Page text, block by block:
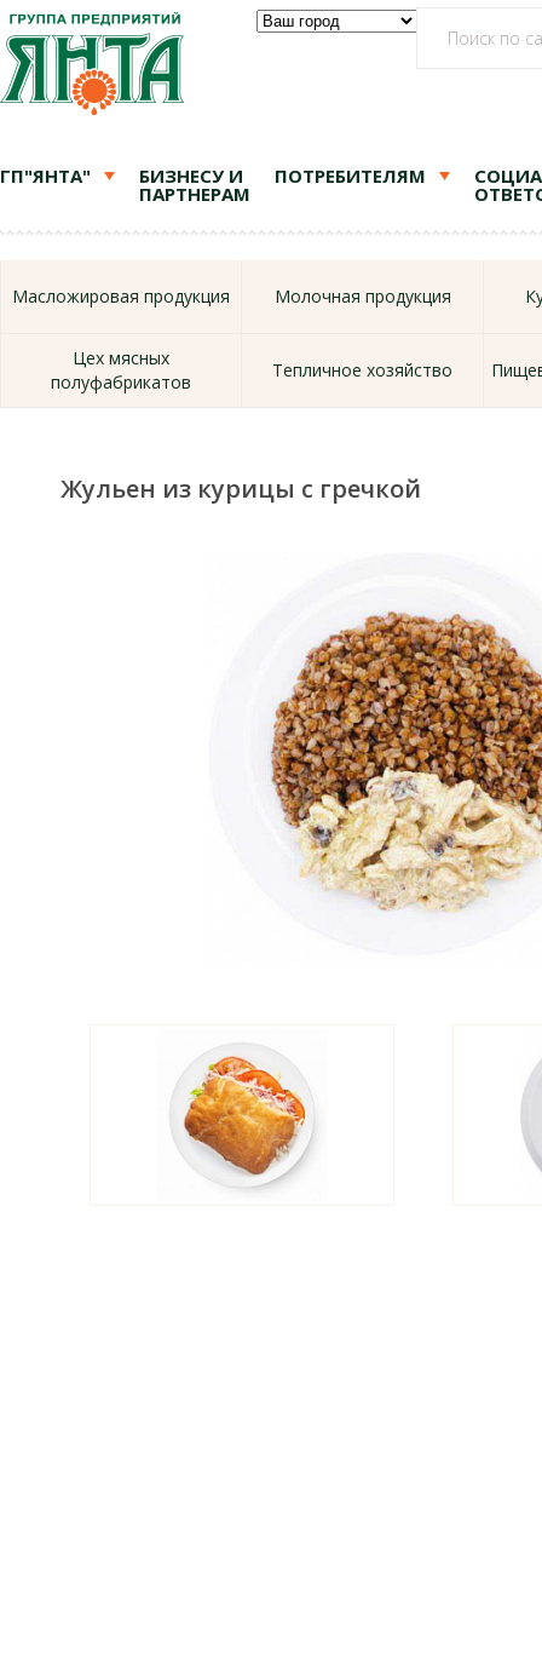
ГП"ЯНТА" БИЗНЕСУ И
ПАРТНЕРАМ
ПОТРЕБИТЕЛЯМ
Масложировая продукция Молочная продукция
Цех мясных
полуфабрикатов
Тепличное хозяйство
Жульен из курицы с гречкой